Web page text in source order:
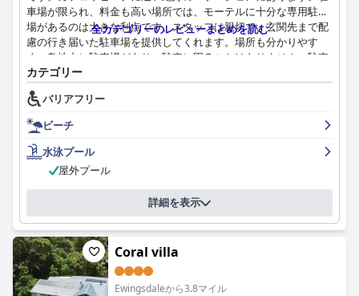
車場が限られ、料金も高い場所では、モーテルに十分な専用駐車
場があるのは大きな利点です。スタッフは親切で、玄関先まで配
慮の行き届いた駐車場を提供してくれます。場所も分かりやす
く、敷地内に駐車場があり、駐車に困ることはありません。駐車
スペースに番号や指定はありませんが、駐車場は確保されていま
す。また、このモーテル風の施設の前にある建物前の駐車場も無
料で利用できます。客室は清潔で快適、スタッフはフレンドリー
で親切です。全体として、ウォロンバー・モーテルは、バイロン
ベイでの滞在に最適なロケーションと、手間のかからない駐車場
を提供しています。
全カテゴリーのレビューまとめを読む
カテゴリー
バリアフリー
ビーチ
水泳プール
屋外プール
詳細を表示
Coral villa
Ewingsdaleから3.8マイル